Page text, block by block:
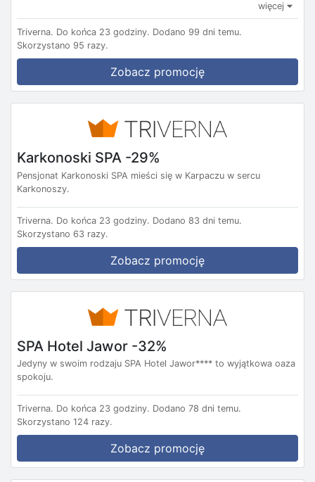
więcej
Triverna. Do końca 23 godziny. Dodano 99 dni temu.
Skorzystano 95 razy.
Zobacz promocję
Karkonoski SPA -29%
Pensjonat Karkonoski SPA mieści się w Karpaczu w sercu
Karkonoszy.
Triverna. Do końca 23 godziny. Dodano 83 dni temu.
Skorzystano 63 razy.
Zobacz promocję
SPA Hotel Jawor -32%
Jedyny w swoim rodzaju SPA Hotel Jawor**** to wyjątkowa oaza
spokoju.
Triverna. Do końca 23 godziny. Dodano 78 dni temu.
Skorzystano 124 razy.
Zobacz promocję